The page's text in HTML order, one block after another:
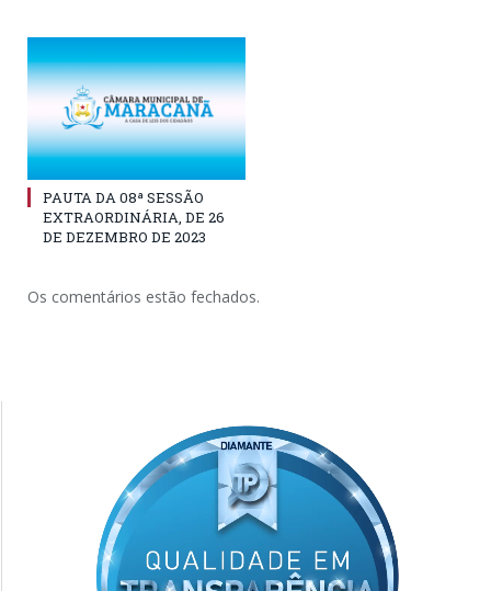
PAUTA DA 08ª SESSÃO
EXTRAORDINÁRIA, DE 26
DE DEZEMBRO DE 2023
Os comentários estão fechados.